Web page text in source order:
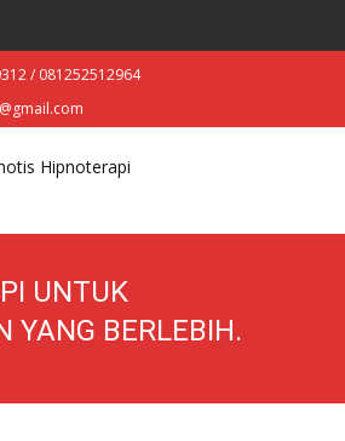
/ 081252512964
UNTUK
YANG BERLEBIH.